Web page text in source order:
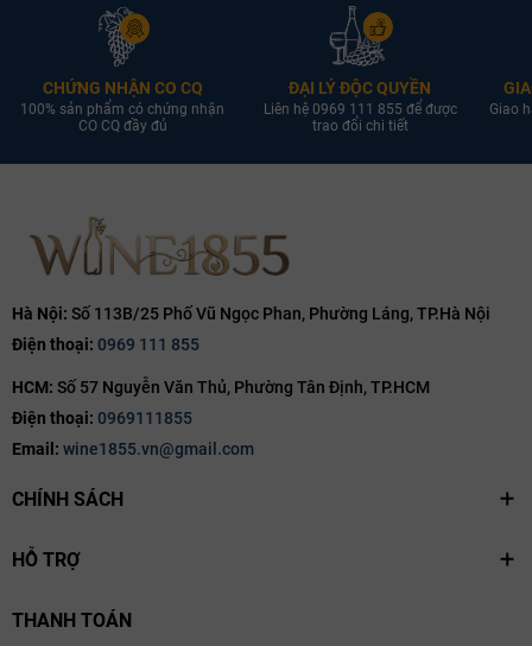
CHỨNG NHẬN CO CQ
100% sản phẩm có chứng nhận
CO CQ đầy đủ
ĐẠI LÝ ĐỘC QUYỀN
Liên hệ 0969 111 855 để được
trao đổi chi tiết
Giao
Hà Nội: Số 113B/25 Phố Vũ Ngọc Phan, Phường Láng, TP.Hà Nội
Điện thoại: 0969 111 855
HCM: Số 57 Nguyễn Văn Thủ, Phường Tân Định, TP.HCM
Điện thoại: 0969111855
Email: wine1855.vn@gmail.com
CHÍNH SÁCH
HỖ TRỢ
THANH TOÁN